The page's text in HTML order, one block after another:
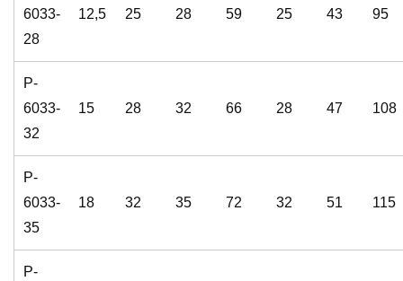
6033-
28
12,5 25 28 59 25 43 95
P-
6033-
32
15 28 32 66 28 47 108
P-
6033-
35
18 32 35 72 32 51 115
P-